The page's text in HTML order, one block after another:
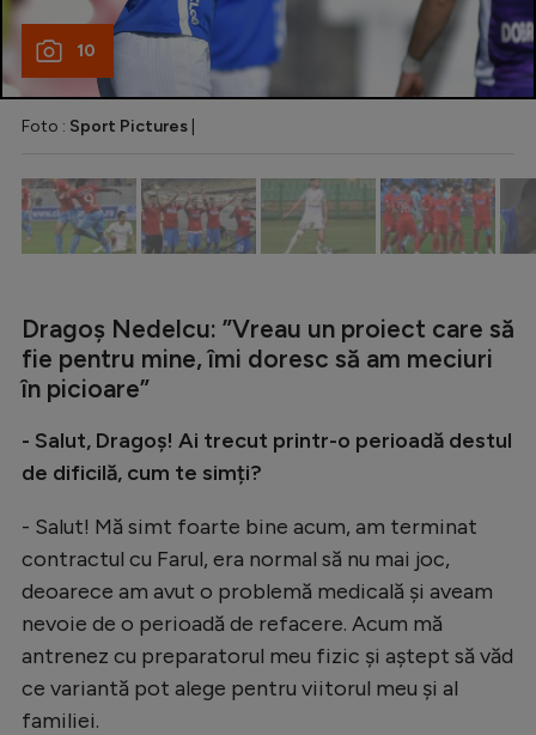
10
Foto : Sport Pictures
Dragoș Nedelcu: ”Vreau un proiect care să
fie pentru mine, îmi doresc să am meciuri
în picioare”
- Salut, Dragoș! Ai trecut printr-o perioadă destul
de dificilă, cum te simți?
- Salut! Mă simt foarte bine acum, am terminat
contractul cu Farul, era normal să nu mai joc,
deoarece am avut o problemă medicală și aveam
nevoie de o perioadă de refacere. Acum mă
antrenez cu preparatorul meu fizic și aștept să văd
ce variantă pot alege pentru viitorul meu și al
familiei.